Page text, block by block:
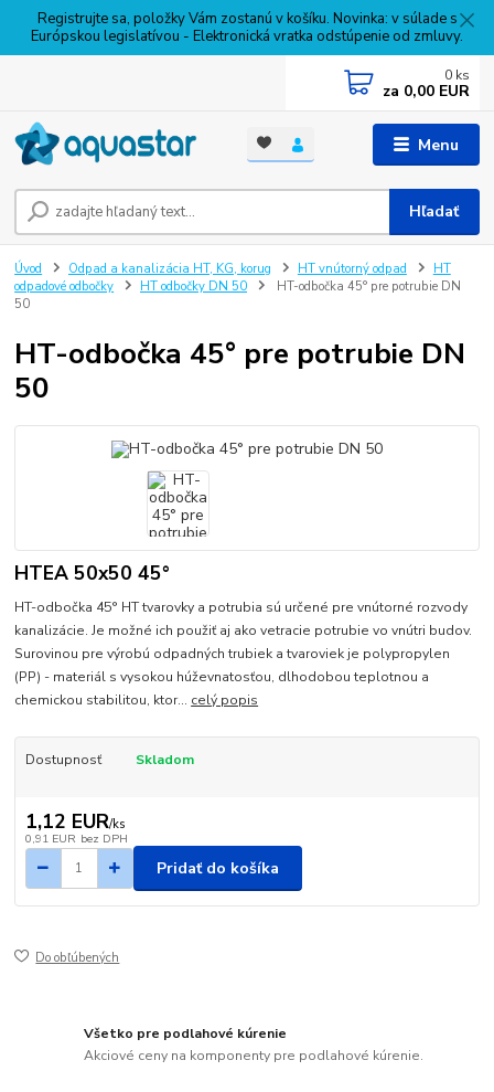
Registrujte sa, položky Vám zostanú v košíku. Novinka: v súlade s
Európskou legislatívou - Elektronická vratka odstúpenie od zmluvy.
Menu
Hľadať
0 ks
za 0,00 EUR
Úvod Odpad a kanalizácia HT, KG, korug HT vnútorný odpad
HT
odpadové odbočky
HT odbočky DN 50
HT-odbočka 45° pre potrubie DN
50
HT-odbočka 45° pre potrubie DN
50
HTEA 50x50 45°
HT-odbočka 45° HT tvarovky a potrubia sú určené pre vnútorné rozvody
kanalizácie. Je možné ich použiť aj ako vetracie potrubie vo vnútri budov.
Surovinou pre výrobú odpadných trubiek a tvaroviek je polypropylen
(PP) - materiál s vysokou húževnatosťou, dlhodobou teplotnou a
chemickou stabilitou, ktor... celý popis
Dostupnosť Skladom
1,12 EUR/ks
0,91 EUR bez DPH
Pridať do košíka
Do obľúbených
Všetko pre podlahové kúrenie
Akciové ceny na komponenty pre podlahové kúrenie.